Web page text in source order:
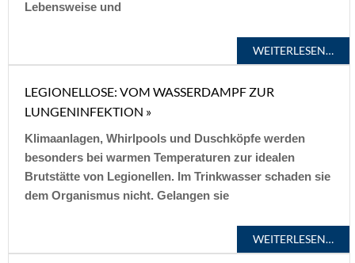
Lebensweise und
WEITERLESEN…
LEGIONELLOSE: VOM WASSERDAMPF ZUR
LUNGENINFEKTION »
Klimaanlagen, Whirlpools und Duschköpfe werden
besonders bei warmen Temperaturen zur idealen
Brutstätte von Legionellen. Im Trinkwasser schaden sie
dem Organismus nicht. Gelangen sie
WEITERLESEN…